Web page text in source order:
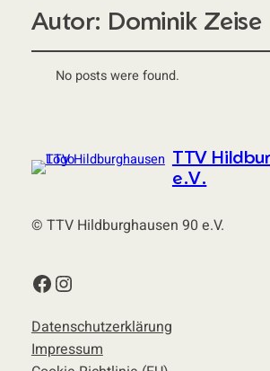
Autor: Dominik Zeise
No posts were found.
TTV
e.V.
© TTV Hildburghausen 90 e.V.
Facebook
Instagram
Datenschutzerklärung
Impressum